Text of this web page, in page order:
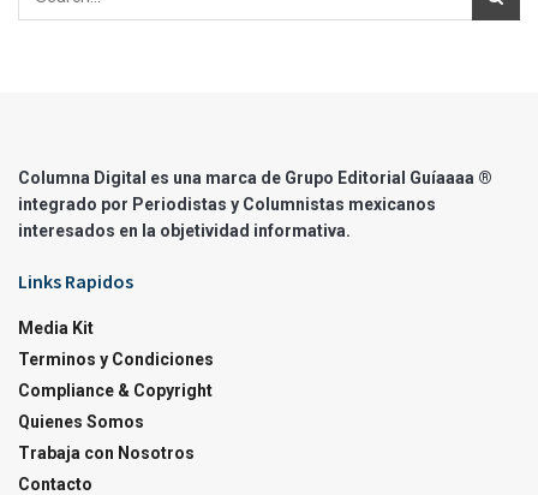
Columna Digital es una marca de Grupo Editorial Guíaaaa ®
integrado por Periodistas y Columnistas mexicanos
interesados en la objetividad informativa.
Links Rapidos
Media Kit
Terminos y Condiciones
Compliance & Copyright
Quienes Somos
Trabaja con Nosotros
Contacto